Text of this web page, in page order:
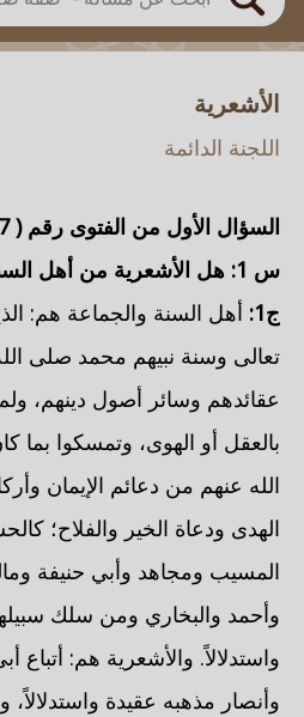
بحث
الأشعرية
اللجنة الدائمة
السؤال الأول من الفتوى رقم (
س 1:
هل الأشعرية من أهل
ج1:
أهل السنة والجماعة هم:
تعالى وسنة نبيهم محمد صلى
عقائدهم وسائر أصول دينهم،
بالعقل أو الهوى، وتمسكوا بما
الله عنهم من دعائم الإيمان
الهدى ودعاة الخير والفلاح؛
المسيب ومجاهد وأبي حنيفة
وأحمد والبخاري ومن سلك
واستدلالاً. والأشعرية هم: أتباع
وأنصار مذهبه عقيدة